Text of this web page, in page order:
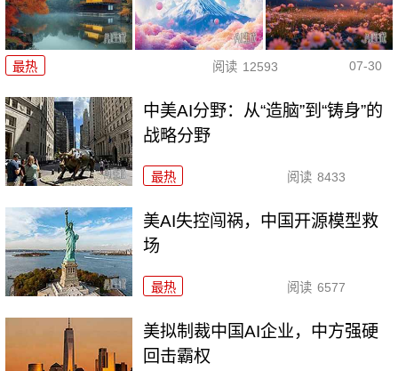
最热 阅读 12593 07-30
中美AI分野：从“造脑”到“铸身”的
战略分野
最热 阅读 8433
美AI失控闯祸，中国开源模型救
场
最热 阅读 6577
美拟制裁中国AI企业，中方强硬
回击霸权